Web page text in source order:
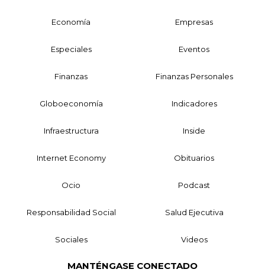
Economía Empresas
Especiales Eventos
Finanzas Finanzas Personales
Globoeconomía Indicadores
Infraestructura Inside
Internet Economy Obituarios
Ocio Podcast
Responsabilidad Social Salud Ejecutiva
Sociales Videos
MANTÉNGASE CONECTADO